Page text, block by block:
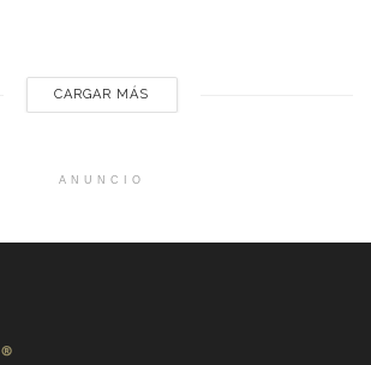
en torno a Shiz University, el
CARGAR MÁS
ANUNCIO